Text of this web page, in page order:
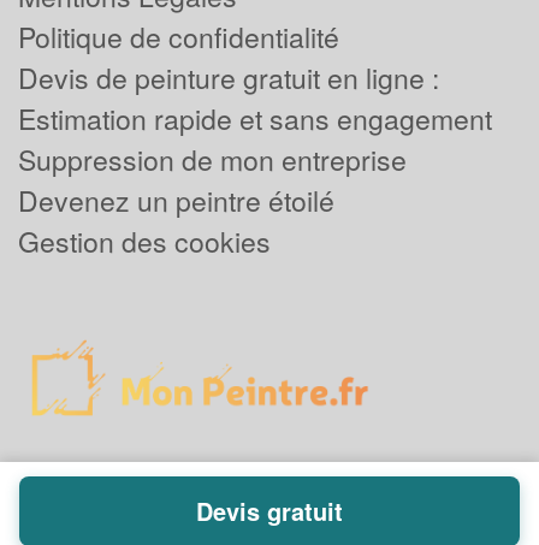
Politique de confidentialité
Devis de peinture gratuit en ligne :
Estimation rapide et sans engagement
Suppression de mon entreprise
Devenez un peintre étoilé
Gestion des cookies
Powered byPlus que pro
Devis gratuit